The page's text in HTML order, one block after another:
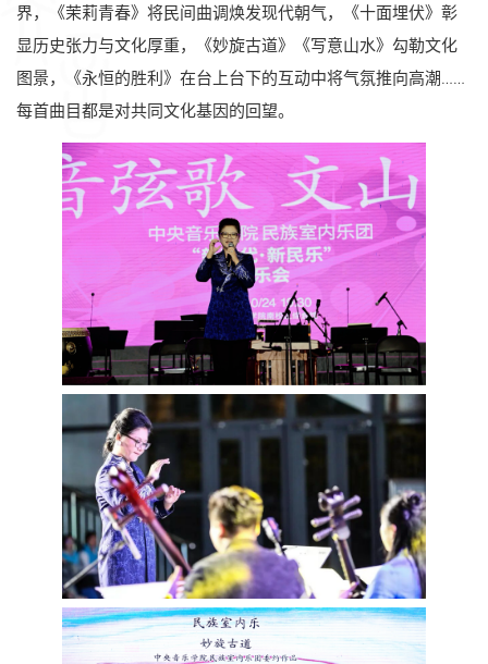
界，《茉莉青春》将民间曲调焕发现代朝气，《十面埋伏》彰
显历史张力与文化厚重，《妙旋古道》《写意山水》勾勒文化
图景，《永恒的胜利》在台上台下的互动中将气氛推向高潮……
每首曲目都是对共同文化基因的回望。